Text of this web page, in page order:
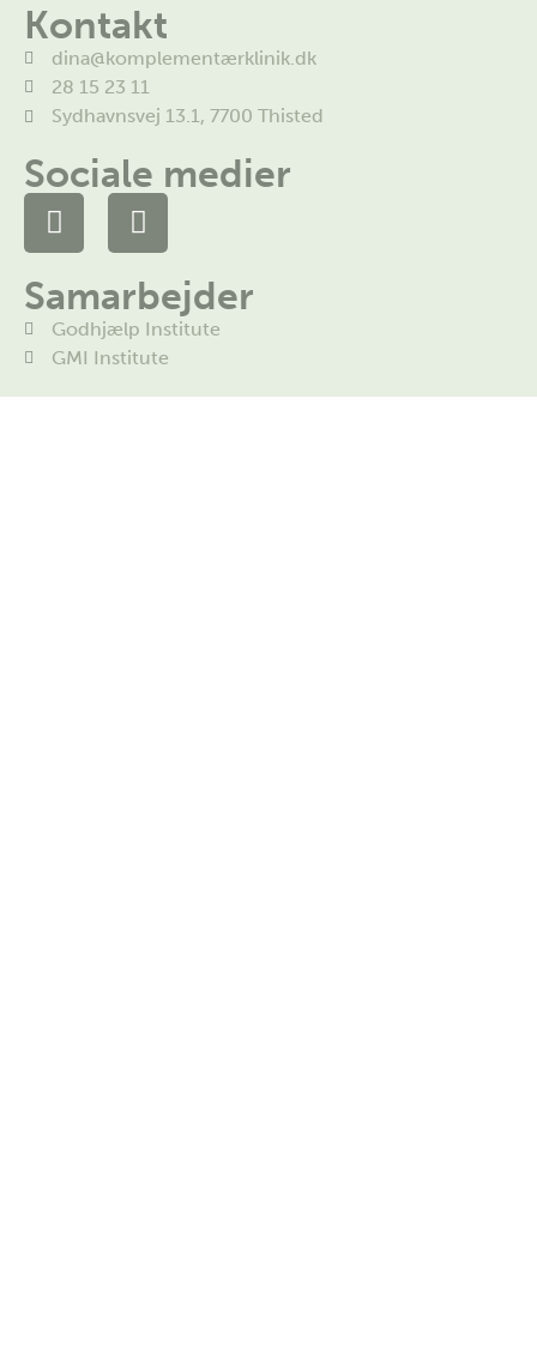
Kontakt
dina@komplementærklinik.dk
28 15 23 11
Sydhavnsvej 13.1, 7700 Thisted
Sociale medier
Samarbejder
Godhjælp Institute
GMI Institute